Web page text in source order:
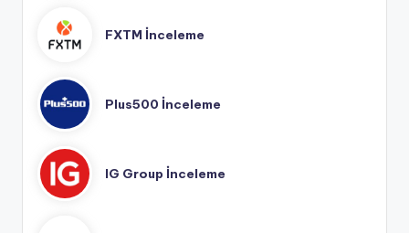
FXTM İnceleme
Plus500 İnceleme
IG Group İnceleme